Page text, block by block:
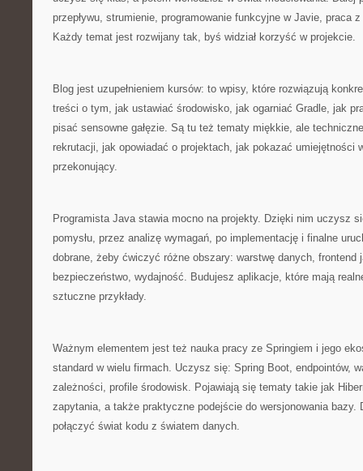
przepływu, strumienie, programowanie funkcyjne w Javie, praca
Każdy temat jest rozwijany tak, byś widział korzyść w projekcie.
Blog jest uzupełnieniem kursów: to wpisy, które rozwiązują
treści o tym, jak ustawiać środowisko, jak ogarniać Gradle, jak
pisać sensowne gałęzie. Są tu też tematy miękkie, ale
rekrutacji, jak opowiadać o projektach, jak pokazać umiejętności
przekonujący.
Programista Java stawia mocno na projekty. Dzięki nim uczysz
pomysłu, przez analizę wymagań, po implementację i finalne
dobrane, żeby ćwiczyć różne obszary: warstwę danych, frontend
bezpieczeństwo, wydajność. Budujesz aplikacje, które mają
sztuczne przykłady.
Ważnym elementem jest też nauka pracy ze Springiem i jego
standard w wielu firmach. Uczysz się: Spring Boot, endpointów,
zależności, profile środowisk. Pojawiają się tematy takie jak
zapytania, a także praktyczne podejście do wersjonowania bazy.
połączyć świat kodu z światem danych.